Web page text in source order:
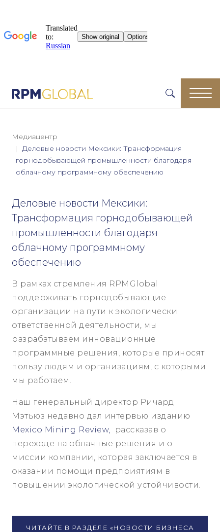
Медиацентр
Деловые новости Мексики: Трансформация
горнодобывающей промышленности благодаря
облачному программному обеспечению
Деловые новости Мексики:
Трансформация горнодобывающей
промышленности благодаря
облачному программному
обеспечению
В рамках стремления RPMGlobal
поддерживать горнодобывающие
организации на пути к экологически
ответственной деятельности, мы
разрабатываем инновационные
программные решения, которые приносят
пользу людям и организациям, с которыми
мы работаем.
Наш генеральный директор Ричард
Мэтьюз недавно дал интервью изданию
Mexico Mining Review, рассказав о
переходе на облачные решения и о
миссии компании, которая заключается в
оказании помощи предприятиям в
повышении экологической устойчивости.
ЧИТАЙТЕ В РАЗДЕЛЕ «НОВОСТИ БИЗНЕСА